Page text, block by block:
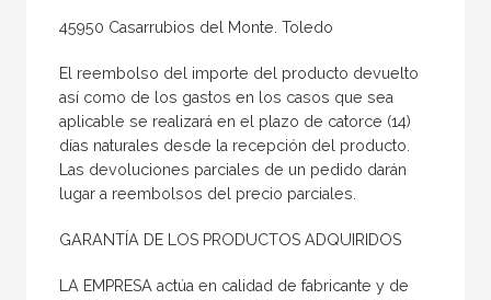
45950 Casarrubios del Monte. Toledo
El reembolso del importe del producto devuelto
así como de los gastos en los casos que sea
aplicable se realizará en el plazo de catorce (14)
días naturales desde la recepción del producto.
Las devoluciones parciales de un pedido darán
lugar a reembolsos del precio parciales.
GARANTÍA DE LOS PRODUCTOS ADQUIRIDOS
LA EMPRESA actúa en calidad de fabricante y de